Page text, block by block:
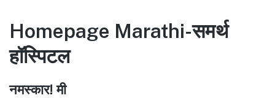
Homepage Marathi-समर्थ
हॉस्पिटल
नमस्कार! मी